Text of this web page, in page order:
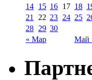
« Мар Май
14 15 16 17 18
21
22 23 24 25
28 29 30